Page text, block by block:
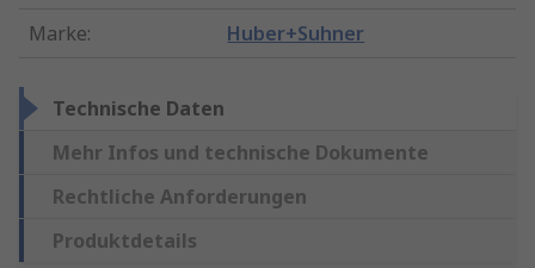
Marke: Huber+Suhner
Technische Daten
Mehr Infos und technische Dokumente
Rechtliche Anforderungen
Produktdetails